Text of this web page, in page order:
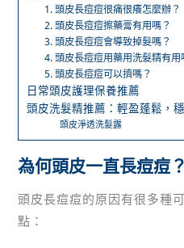
1. 頭皮長痘痘很痛很癢怎麼辦？
2. 頭皮長痘痘擦藥膏有用嗎？
3. 頭皮長痘痘會導致掉髮嗎？
4. 頭皮長痘痘用藥用洗髮精有用
5. 頭皮長痘痘可以擠嗎？
日常頭皮護理保養推薦
頭皮洗髮精推薦：輕盈蓬鬆，
頭皮淨透洗髮露
為何頭皮一直長痘痘？
頭皮長痘痘的原因有很多種
點：